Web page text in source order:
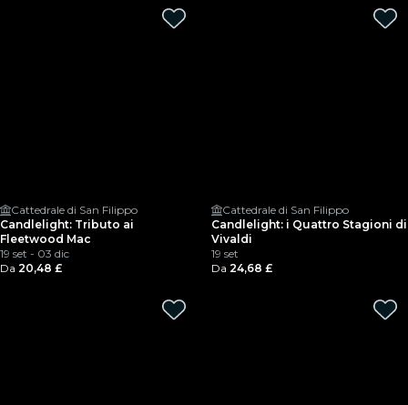
Cattedrale di San Filippo
Candlelight: Tributo ai
Fleetwood Mac
19 set - 03 dic
Da 20,48 £
Cattedrale di San Filippo
Candlelight: i Quattro Stagioni di
Vivaldi
19 set
Da 24,68 £